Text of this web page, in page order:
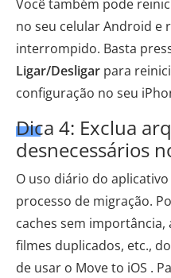
Você também pode
no seu celular Android e
interrompido. Basta
Ligar/Desligar para
configuração no seu
Dica 4: Exclua
desnecessários
O uso diário do
processo de migração.
caches sem
filmes duplicados, etc.,
de usar o Move to iOS .